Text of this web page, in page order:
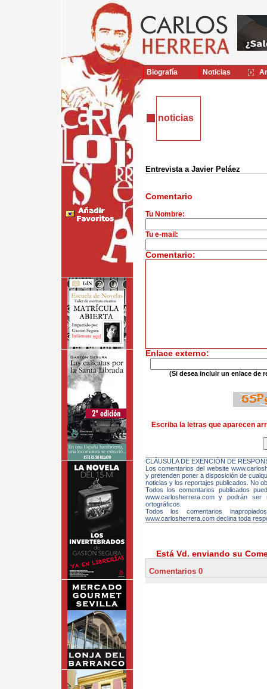
noticias
Entrevista a Javier Peláez
Comentario
Tu Nombre:
Tu e-mail:
Comentario:
Enlace externo:
(Si desea incluir un enlace de
Escriba la letras que aparecen
CLÁUSULA DE EXENCIÓN DE
Los comentarios del website
y pretenden poner a disposición de
noticias y los reportajes publicados. No
Todos los comentarios publicados
www.carlosherrera.com y podrán
ortográficos.
Todos los comentarios
www.carlosherrera.com declina toda
Está Vd. enviando su
Comentarios 0
Biografía Noticias